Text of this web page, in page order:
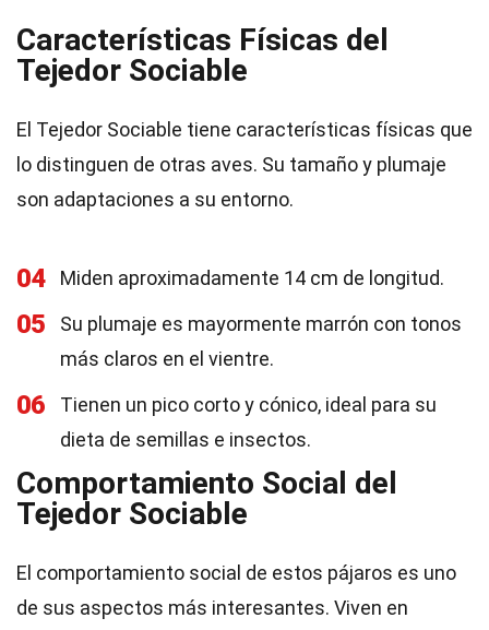
Características Físicas del
Tejedor Sociable
El Tejedor Sociable tiene características físicas que
lo distinguen de otras aves. Su tamaño y plumaje
son adaptaciones a su entorno.
04 Miden aproximadamente 14 cm de longitud.
05
Su plumaje es mayormente marrón con tonos
más claros en el vientre.
06
Tienen un pico corto y cónico, ideal para su
dieta de semillas e insectos.
Comportamiento Social del
Tejedor Sociable
El comportamiento social de estos pájaros es uno
de sus aspectos más interesantes. Viven en